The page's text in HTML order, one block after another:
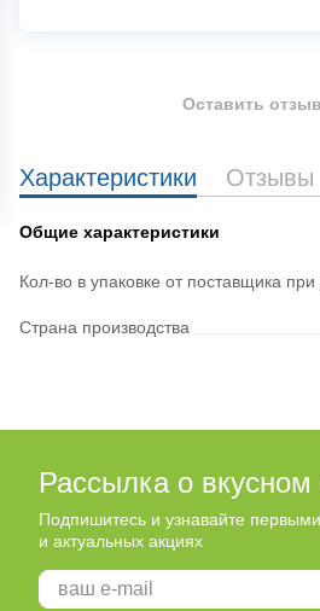
Характеристики Отзывы
Общие характеристики
Кол-во в упаковке от поставщика при
Страна производства
Оставить отзыв
Рассылка о вкусном
Подпишитесь и узнавайте
и актуальных акциях